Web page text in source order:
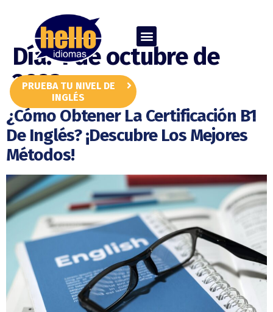
PRUEBA TU NIVEL DE
INGLÉS
Día:4 de octubre de
2023
¿Cómo Obtener La Certificación B1
De Inglés? ¡Descubre Los Mejores
Métodos!